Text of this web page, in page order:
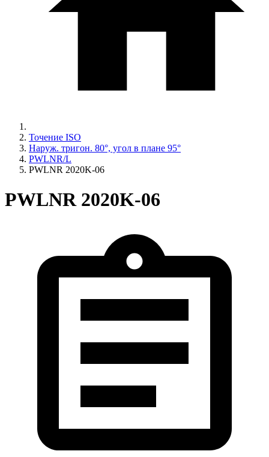
Точение ISO
Наруж. тригон. 80°, угол в плане 95°
PWLNR/L
PWLNR 2020K-06
PWLNR 2020K-06